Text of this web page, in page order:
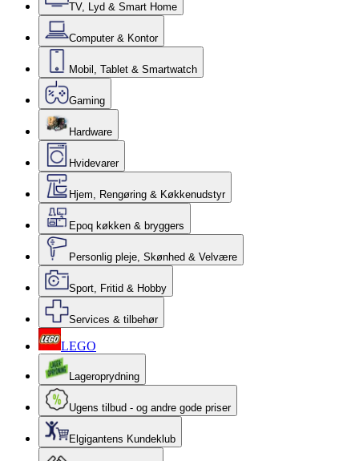
TV, Lyd & Smart Home
Computer & Kontor
Mobil, Tablet & Smartwatch
Gaming
Hardware
Hvidevarer
Hjem, Rengøring & Køkkenudstyr
Epoq køkken & bryggers
Personlig pleje, Skønhed & Velvære
Sport, Fritid & Hobby
Services & tilbehør
LEGO
Lageroprydning
Ugens tilbud - og andre gode priser
Elgigantens Kundeklub